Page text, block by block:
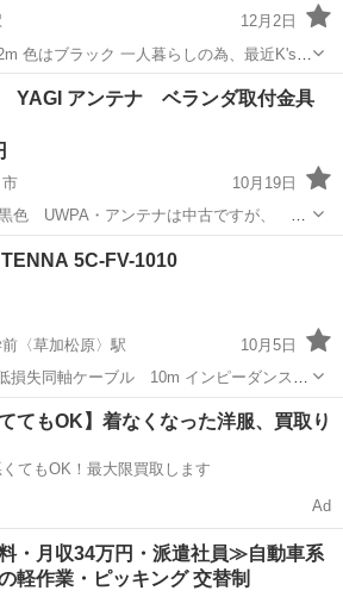
12月2日
人暮らしの為、最近K's電
10cm足りませんでした^^; 新品同様
マスプロ電工 KSJ2LSW-P 4...
駅 ケーブル
YAGI アンテナ ベランダ取付金具
10月19日
色 UWPA・アンテナは中古ですが、 ベ
。ケーブルはありませんご注意くださ
5C-FV-1010
〈草加松原〉駅
10月5日
い間 保管してあったため袋に傷ヨゴレあり
学前〈草加松原〉駅 テレビ
ててもOK】着なくなった洋服、買取り
てもOK！最大限買取します
Ad
・月収34万円・派遣社員≫自動車系
軽作業・ピッキング 交替制